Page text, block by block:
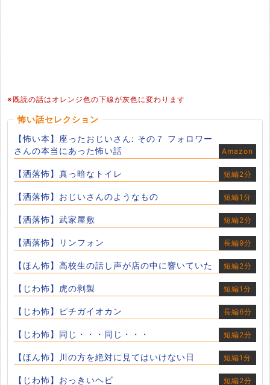
※既読の話はオレンジ色の下線が灰色に変わります
怖い話セレクション
【怖い本】座ったおじいさん: その７ フォロワー
さんの本当にあった怖い話
Amazon
【洒落怖】真っ暗なトイレ 短編2分
【洒落怖】おじいさんのようなもの 短編1分
【洒落怖】武家屋敷 短編2分
【洒落怖】リンフォン 長編9分
【ほん怖】高校生の話し声が店の中に響いていた 短編2分
【じわ怖】虎の剥製 短編1分
【じわ怖】ピチガイオカン 長編6分
【じわ怖】同じ・・・同じ・・・ 短編2分
【ほん怖】川の方を絶対に見てはいけない日 短編1分
【じわ怖】おっきいヘビ 短編2分